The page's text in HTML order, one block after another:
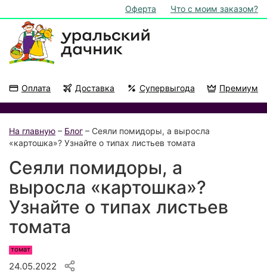
Оферта Что с моим заказом?
Оплата Доставка Супервыгода Премиум
На главную – Блог – Сеяли помидоры, а выросла
«картошка»? Узнайте о типах листьев томата
Сеяли помидоры, а
выросла «картошка»?
Узнайте о типах листьев
томата
томат
24.05.2022